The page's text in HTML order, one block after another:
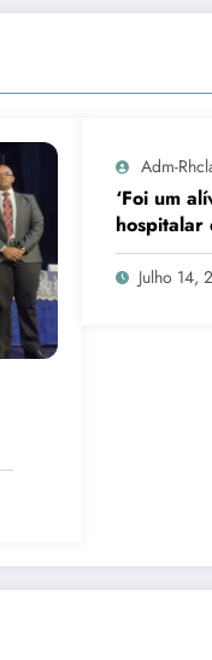
Adm-
‘Foi um
Julho 14,